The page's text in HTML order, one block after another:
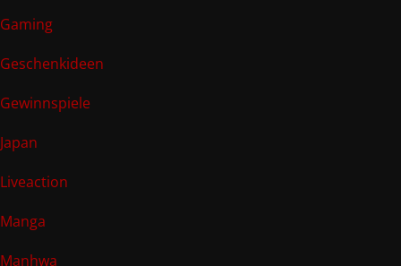
Gaming
Geschenkideen
Gewinnspiele
Japan
Liveaction
Manga
Manhwa